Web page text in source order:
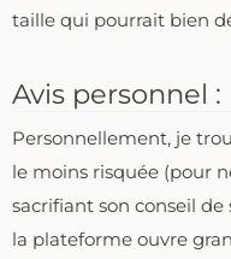
taille qui pourrait bien
Avis personnel
Personnellement, je
le moins risquée (pour
sacrifiant son conseil de
la plateforme ouvre